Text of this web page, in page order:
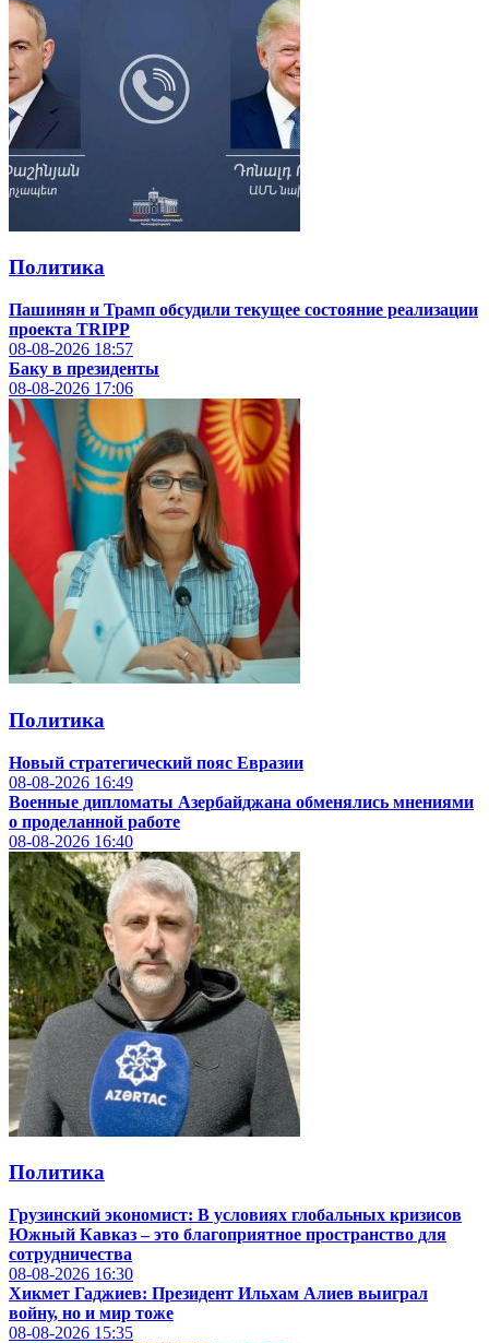
Политика
Пашинян и Трамп обсудили текущее состояние реализации
проекта TRIPP
08-08-2026 18:57
Баку в президенты
08-08-2026 17:06
Политика
Новый стратегический пояс Евразии
08-08-2026 16:49
Военные дипломаты Азербайджана обменялись мнениями
о проделанной работе
08-08-2026 16:40
Политика
Грузинский экономист: В условиях глобальных кризисов
Южный Кавказ – это благоприятное пространство для
сотрудничества
08-08-2026 16:30
Хикмет Гаджиев: Президент Ильхам Алиев выиграл
войну, но и мир тоже
08-08-2026 15:35